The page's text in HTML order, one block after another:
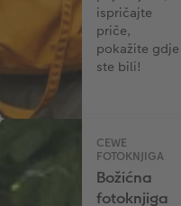
ispričajte
priče,
pokažite gdje
ste bili!
CEWE
FOTOKNJIGA
Božićna
fotoknjiga